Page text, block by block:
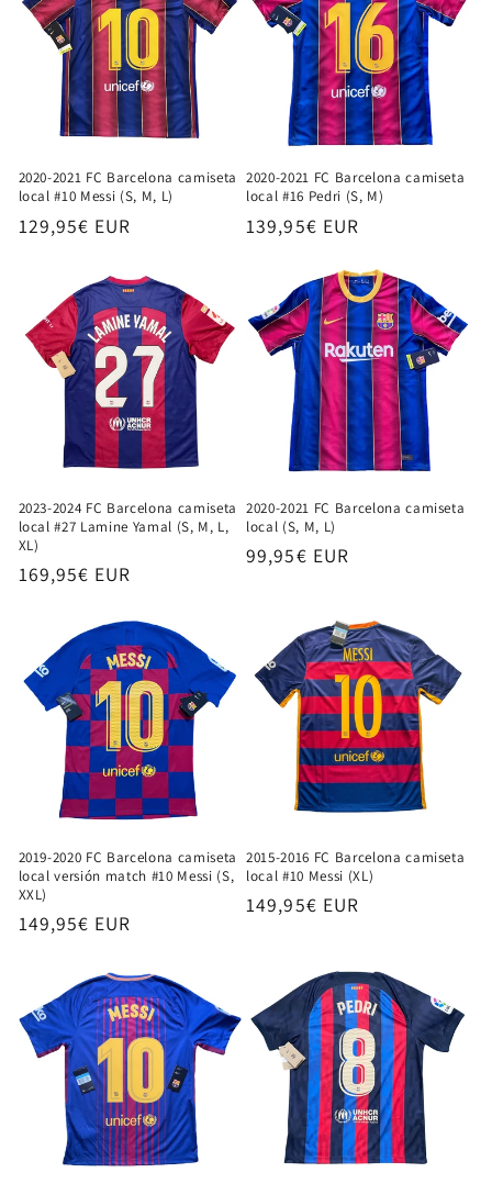
2020-2021 FC Barcelona camiseta
local #10 Messi (S, M, L)
Precio
129,95€ EUR
2020-2021 FC Barcelona camiseta
local #16 Pedri (S, M)
Precio
139,95€ EUR
2023-2024 FC Barcelona camiseta
local #27 Lamine Yamal (S, M, L,
XL)
Precio
169,95€ EUR
2020-2021 FC Barcelona camiseta
local (S, M, L)
Precio
99,95€ EUR
2019-2020 FC Barcelona camiseta
local versión match #10 Messi (S,
XXL)
Precio
149,95€ EUR
2015-2016 FC Barcelona camiseta
local #10 Messi (XL)
Precio
149,95€ EUR